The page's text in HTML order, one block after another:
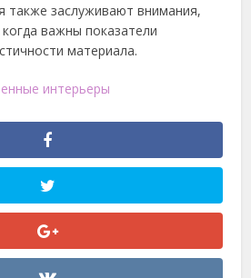
также заслуживают внимания,
важны показатели
материала.
интерьеры